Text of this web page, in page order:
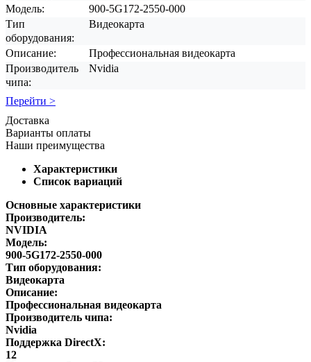
Модель:
900-5G172-2550-000
Тип
оборудования:
Видеокарта
Описание:
Профессиональная видеокарта
Производитель
чипа:
Nvidia
Перейти >
Доставка
Варианты оплаты
Наши преимущества
Характеристики
Список вариаций
Основные характеристики
Производитель:
NVIDIA
Модель:
900-5G172-2550-000
Тип оборудования:
Видеокарта
Описание:
Профессиональная видеокарта
Производитель чипа:
Nvidia
Поддержка DirectX:
12